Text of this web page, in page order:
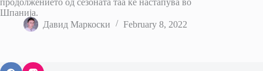
Шпанија.
Давид Маркоски
February 8, 2022